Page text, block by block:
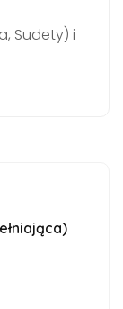
Sudety) i